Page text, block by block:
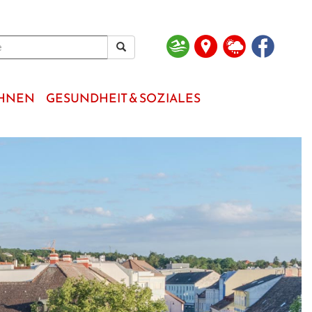
GESUNDHEIT & SOZIALES